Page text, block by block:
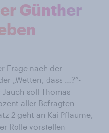
Günther
Frage nach der
„Wetten, dass …?“-
soll Thomas
aller Befragten
2 geht an Kai Pflaume,
Rolle vorstellen